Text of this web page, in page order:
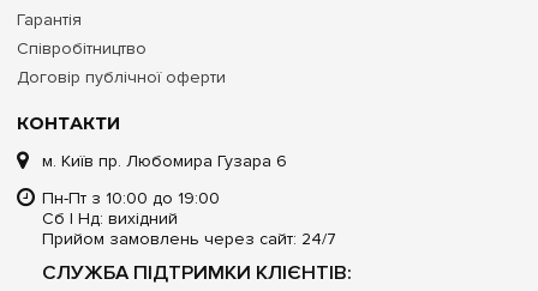
КОНТАКТИ
м. Київ пр. Любомира Гузара 6
Пн-Пт з 10:00 до 19:00
Сб | Нд: вихідний
Прийом замовлень через сайт: 24/7
СЛУЖБА ПІДТРИМКИ КЛІЄНТІВ:
Гарантія
Співробітництво
Договір публічної оферти